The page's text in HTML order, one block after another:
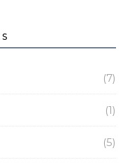
(7)
(1)
(5)